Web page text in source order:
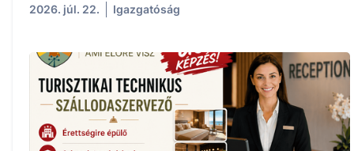
2026. júl. 22. Igazgatóság